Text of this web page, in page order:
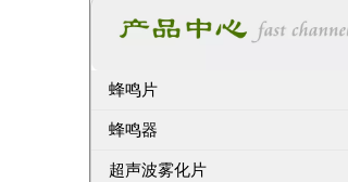
蜂鸣片
蜂鸣器
超声波雾化片